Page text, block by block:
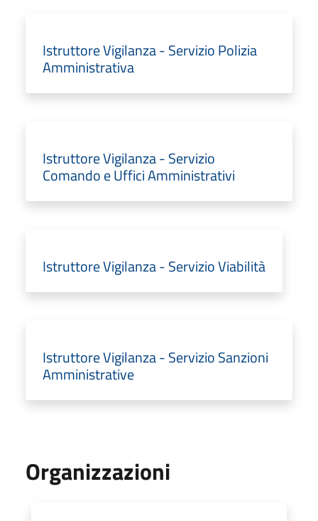
Istruttore Vigilanza - Servizio Polizia
Amministrativa
Istruttore Vigilanza - Servizio
Comando e Uffici Amministrativi
Istruttore Vigilanza - Servizio Viabilità
Istruttore Vigilanza - Servizio Sanzioni
Amministrative
Organizzazioni